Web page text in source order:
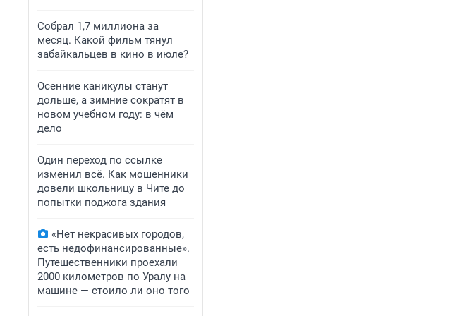
Собрал 1,7 миллиона за
месяц. Какой фильм тянул
забайкальцев в кино в июле?
Осенние каникулы станут
дольше, а зимние сократят в
новом учебном году: в чём
дело
Один переход по ссылке
изменил всё. Как мошенники
довели школьницу в Чите до
попытки поджога здания
«Нет некрасивых городов,
есть недофинансированные».
Путешественники проехали
2000 километров по Уралу на
машине — стоило ли оно того